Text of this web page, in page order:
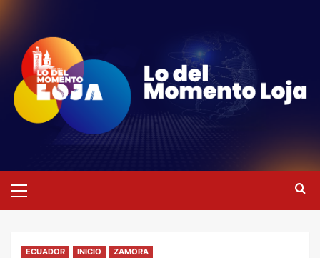
contenido
primario
ECUADOR INICIO ZAMORA